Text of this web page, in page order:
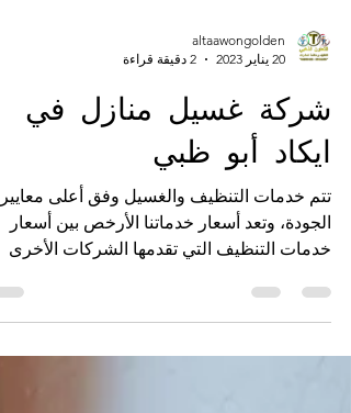
altaawongolden
2 دقيقة قراءة
شركة غسيل منازل في
ايكاد أبو ظبي
الجودة، وتعد أسعار خدماتنا الأرخص بين أسعار
خدمات التنظيف التي تقدمها الشركات الأخرى